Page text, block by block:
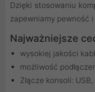
Dzięki stosowaniu
zapewniamy pewność i
Najważniejsze
wysokiej jakości
możliwość
Złącze konsoli: